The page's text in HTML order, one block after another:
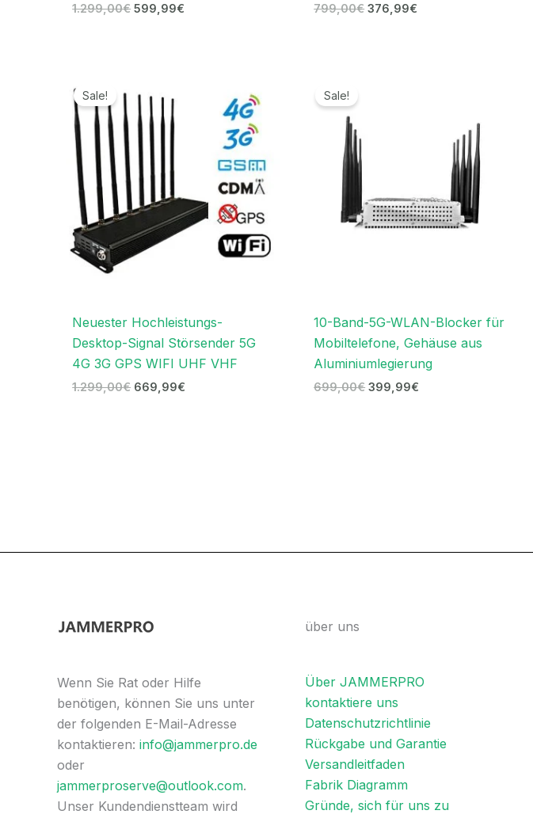
1.299,00€ 599,99€ 799,00€ 376,99€
Sale!
Neuester Hochleistungs-
Desktop-Signal Störsender 5G
4G 3G GPS WIFI UHF VHF
1.299,00€
war:
1.299,00€
669,99€
669,99€.
Sale!
10-Band-5G-WLAN-Blocker für
Mobiltelefone, Gehäuse aus
Aluminiumlegierung
699,00€ 399,99€
Wenn Sie Rat oder Hilfe
benötigen, können Sie uns unter
der folgenden E-Mail-Adresse
kontaktieren: info@jammerpro.de
oder
jammerproserve@outlook.com.
Unser Kundendienstteam wird
über uns
Über JAMMERPRO
kontaktiere uns
Datenschutzrichtlinie
Rückgabe und Garantie
Versandleitfaden
Fabrik Diagramm
Gründe, sich für uns zu